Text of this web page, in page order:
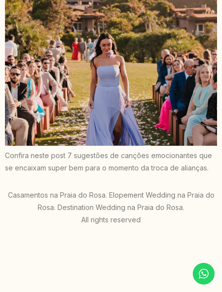
Confira neste post 7 sugestões de canções emocionantes que
se encaixam super bem para o momento da troca de alianças.
Casamentos na Praia do Rosa. Elopement Wedding na Praia do
Rosa. Destination Wedding na Praia do Rosa.
All rights reserved